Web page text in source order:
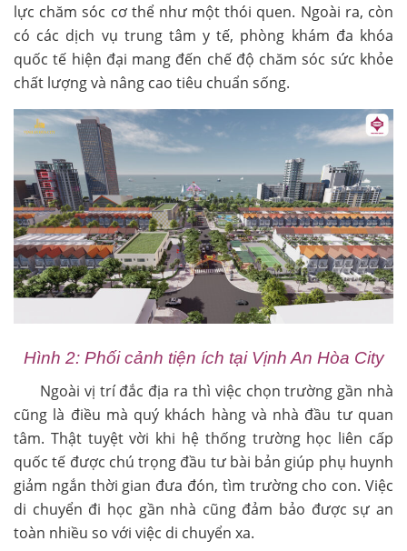
lực chăm sóc cơ thể như một thói quen. Ngoài ra, còn
có các dịch vụ trung tâm y tế, phòng khám đa khóa
quốc tế hiện đại mang đến chế độ chăm sóc sức khỏe
chất lượng và nâng cao tiêu chuẩn sống.
Hình 2: Phối cảnh tiện ích tại Vịnh An Hòa City
Ngoài vị trí đắc địa ra thì việc chọn trường gần nhà
cũng là điều mà quý khách hàng và nhà đầu tư quan
tâm. Thật tuyệt vời khi hệ thống trường học liên cấp
quốc tế được chú trọng đầu tư bài bản giúp phụ huynh
giảm ngắn thời gian đưa đón, tìm trường cho con. Việc
di chuyển đi học gần nhà cũng đảm bảo được sự an
toàn nhiều so với việc di chuyển xa.